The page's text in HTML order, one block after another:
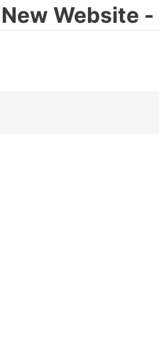
Website -